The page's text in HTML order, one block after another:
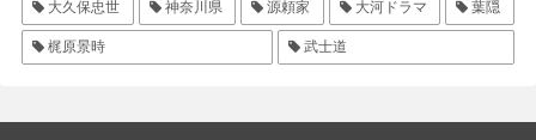
大久保忠世 神奈川県 源頼家 大河ドラマ 葉隠
梶原景時 武士道